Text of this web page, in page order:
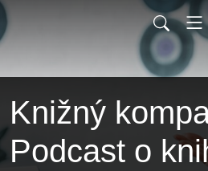
Knižný
Podcast o